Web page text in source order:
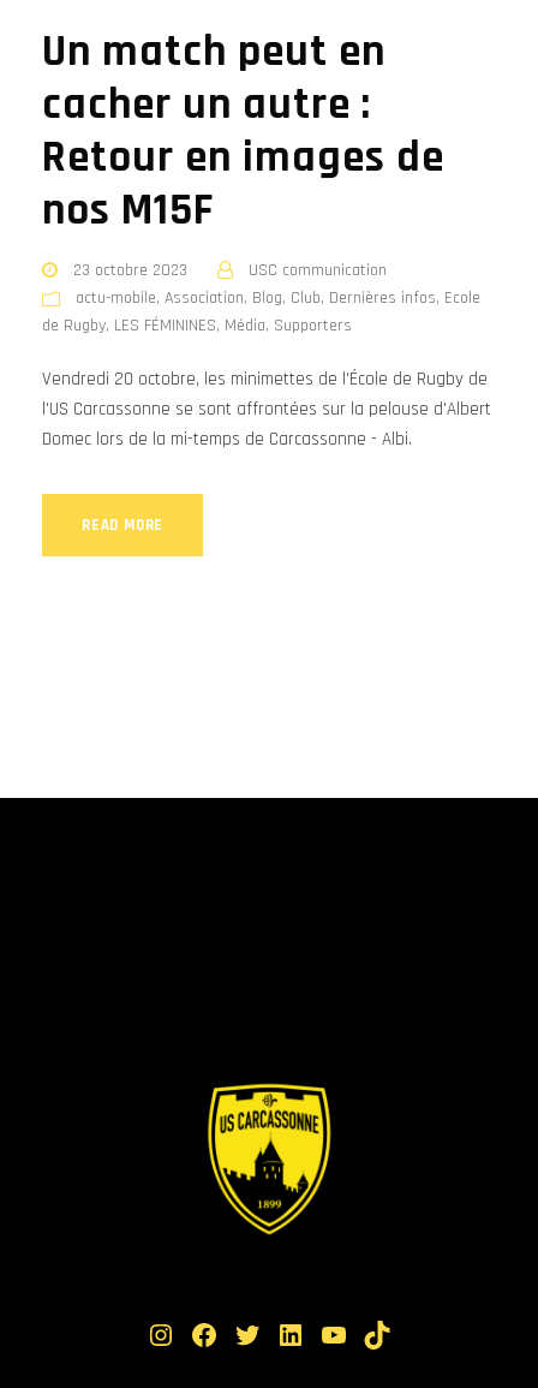
Un match peut en
cacher un autre :
Retour en images de
nos M15F
23 octobre 2023
USC communication
actu-mobile, Association, Blog, Club, Dernières infos, Ecole
de Rugby, LES FÉMININES, Média, Supporters
Vendredi 20 octobre, les minimettes de l'École de Rugby de
l'US Carcassonne se sont affrontées sur la pelouse d'Albert
Domec lors de la mi-temps de Carcassonne - Albi.
READ MORE
Instagram Facebook Twitter LinkedIn YouTube TikTok